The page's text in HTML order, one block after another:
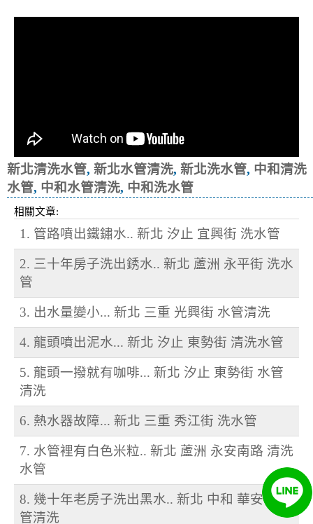
新北清洗水管, 新北水管清洗, 新北洗水管, 中和清洗
水管, 中和水管清洗, 中和洗水管
相關文章:
1. 管路噴出鐵鏽水.. 新北 汐止 宜興街 洗水管
2. 三十年房子洗出銹水.. 新北 蘆洲 永平街 洗水
管
3. 出水量變小... 新北 三重 光興街 水管清洗
4. 龍頭噴出泥水... 新北 汐止 東勢街 清洗水管
5. 龍頭一撥就有咖啡... 新北 汐止 東勢街 水管
清洗
6. 熱水器故障... 新北 三重 秀江街 洗水管
7. 水管裡有白色米粒.. 新北 蘆洲 永安南路 清洗
水管
8. 幾十年老房子洗出黑水.. 新北 中和 華安街 水
管清洗